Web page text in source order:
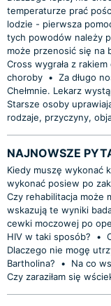
temperaturze prać
lodzie - pierwsza
tych powodów należy
może przenosić się na
Cross wygrała z
choroby • Za długo
Chełmnie. Lekarz
Starsze osoby
rodzaje, przyczyny,
NAJNOWSZE
Kiedy muszę wykonać
wykonać posiew po
Czy rehabilitacja może
wskazują te wyniki
cewki moczowej po
HIV w taki sposób?
•
Dlaczego nie mogę
Bartholina?
• Na co
Czy zaraziłam się